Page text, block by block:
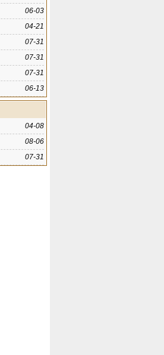
06-03
04-21
07-31
07-31
07-31
06-13
04-08
08-06
07-31